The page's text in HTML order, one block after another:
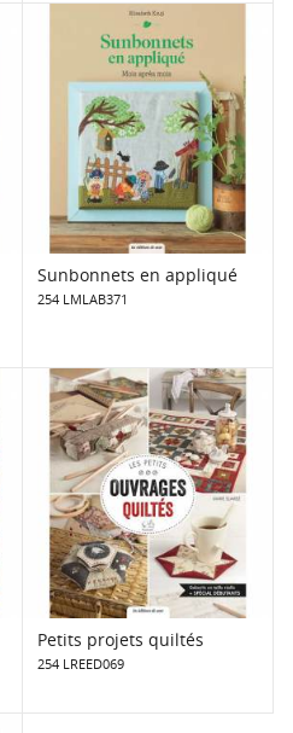
Sunbonnets en appliqué
254 LMLAB371
Petits projets quiltés
254 LREED069